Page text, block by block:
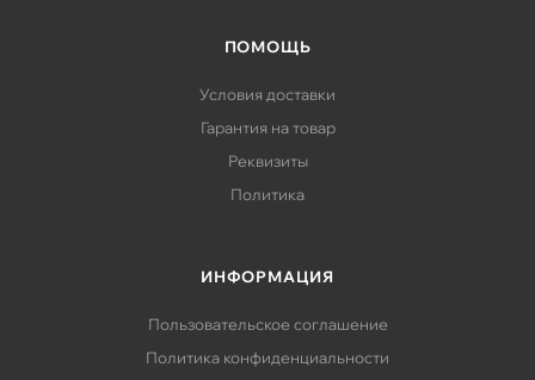
ПОМОЩЬ
Условия доставки
Гарантия на товар
Реквизиты
Политика
ИНФОРМАЦИЯ
Пользовательское соглашение
Политика конфиденциальности